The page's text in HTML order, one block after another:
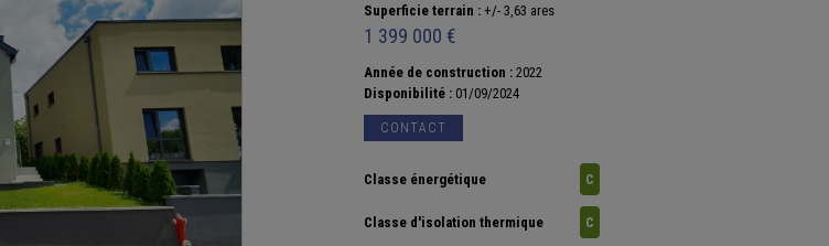
Superficie terrain : +/- 3,63 ares
1 399 000 €
Année de construction : 2022
Disponibilité : 01/09/2024
CONTACT
Classe énergétique C
Classe d'isolation thermique C